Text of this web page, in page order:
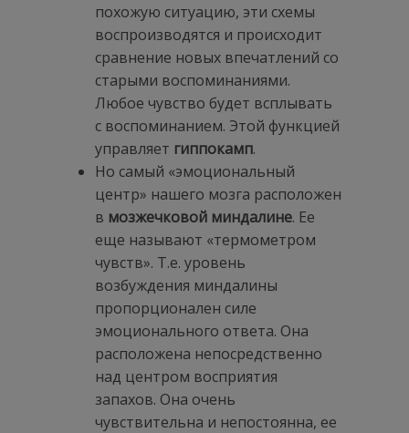
похожую ситуацию, эти схемы
воспроизводятся и происходит
сравнение новых впечатлений со
старыми воспоминаниями.
Любое чувство будет всплывать
с воспоминанием. Этой функцией
управляет гиппокамп.
Но самый «эмоциональный
центр» нашего мозга расположен
в мозжечковой миндалине. Ее
еще называют «термометром
чувств». Т.е. уровень
возбуждения миндалины
пропорционален силе
эмоционального ответа. Она
расположена непосредственно
над центром восприятия
запахов. Она очень
чувствительна и непостоянна, ее